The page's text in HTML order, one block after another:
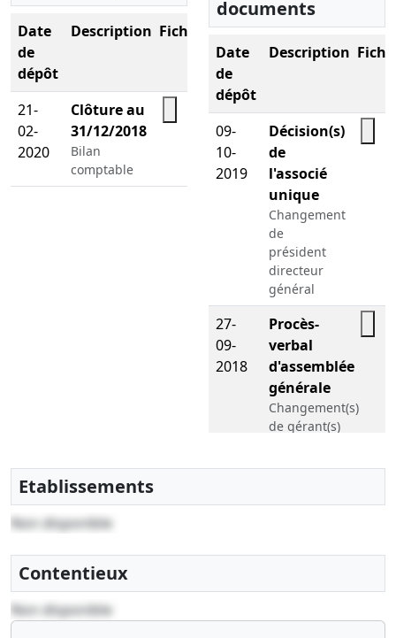
Date
de
dépôt
Description Fichier
21-
02-
2020
Clôture au
31/12/2018
Bilan
comptable
documents
Date
de
dépôt
Description
09-
10-
2019
Décision(s)
de
l'associé
unique
Changement
de
président
directeur
général
27-
09-
2018
Procès-
verbal
d'assemblée
générale
Changement(s)
de gérant(s)
directeur
02-
2017
Procès-
d'assemblée
constatation
Etablissements
Non disponible
Contentieux
Non disponible